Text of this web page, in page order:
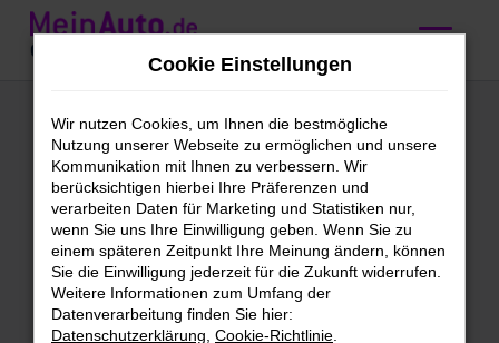
Zum
Hauptinhalt
BMW
Gebrauchtwagen
kaufen mit
Lieferservice nach
Ingolstadt
Cookie Einstellungen
Wir nutzen Cookies, um Ihnen die bestmögliche
Nutzung unserer Webseite zu ermöglichen und unsere
Kommunikation mit Ihnen zu verbessern. Wir
berücksichtigen hierbei Ihre Präferenzen und
verarbeiten Daten für Marketing und Statistiken nur,
wenn Sie uns Ihre Einwilligung geben. Wenn Sie zu
einem späteren Zeitpunkt Ihre Meinung ändern, können
Sie die Einwilligung jederzeit für die Zukunft widerrufen.
Weitere Informationen zum Umfang der
Datenverarbeitung finden Sie hier:
Datenschutzerklärung Cookie-Richtlinie